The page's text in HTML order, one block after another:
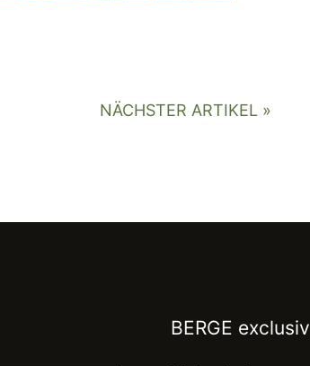
NÄCHSTER ARTIKEL »
BERGE exclusiv